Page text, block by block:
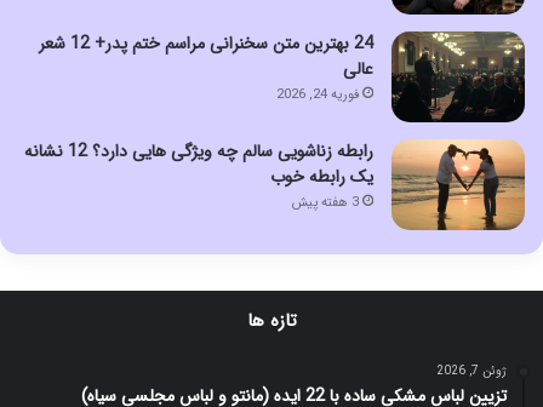
24 بهترین متن سخنرانی مراسم ختم پدر+ 12 شعر
عالی
فوریه 24, 2026
رابطه زناشویی سالم چه ویژگی هایی دارد؟ 12 نشانه
یک رابطه خوب
3 هفته پیش
تازه ها
ژوئن 7, 2026
تزیین لباس مشکی ساده با 22 ایده (مانتو و لباس مجلسی سیاه)